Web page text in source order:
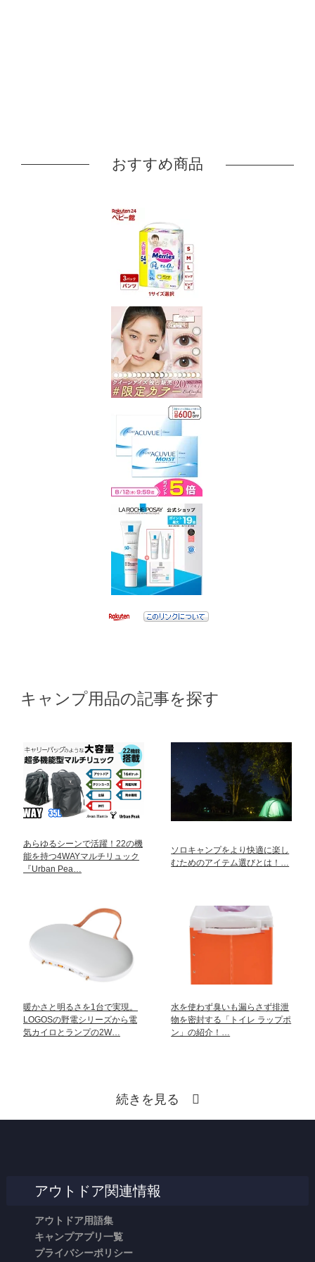
おすすめ商品
キャンプ用品の記事を探す
あらゆるシーンで活躍！22の機
能を持つ4WAYマルチリュック
『Urban Pea…
ソロキャンプをより快適に楽し
むためのアイテム選びとは！…
暖かさと明るさを1台で実現。
LOGOSの野電シリーズから電
気カイロとランプの2W…
水を使わず臭いも漏らさず排泄
物を密封する「トイレ ラップポ
ン」の紹介！…
続きを見る
アウトドア関連情報
アウトドア用語集
キャンプアプリ一覧
プライバシーポリシー